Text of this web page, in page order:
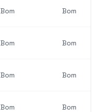
Bom Bom
Bom Bom
Bom Bom
Bom Bom